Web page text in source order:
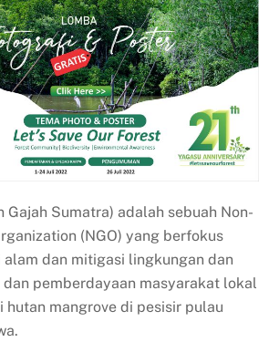
Gajah Sumatra) adalah sebuah Non-
(NGO) yang berfokus
alam dan mitigasi lingkungan dan
pemberdayaan masyarakat lokal
hutan mangrove di pesisir pulau